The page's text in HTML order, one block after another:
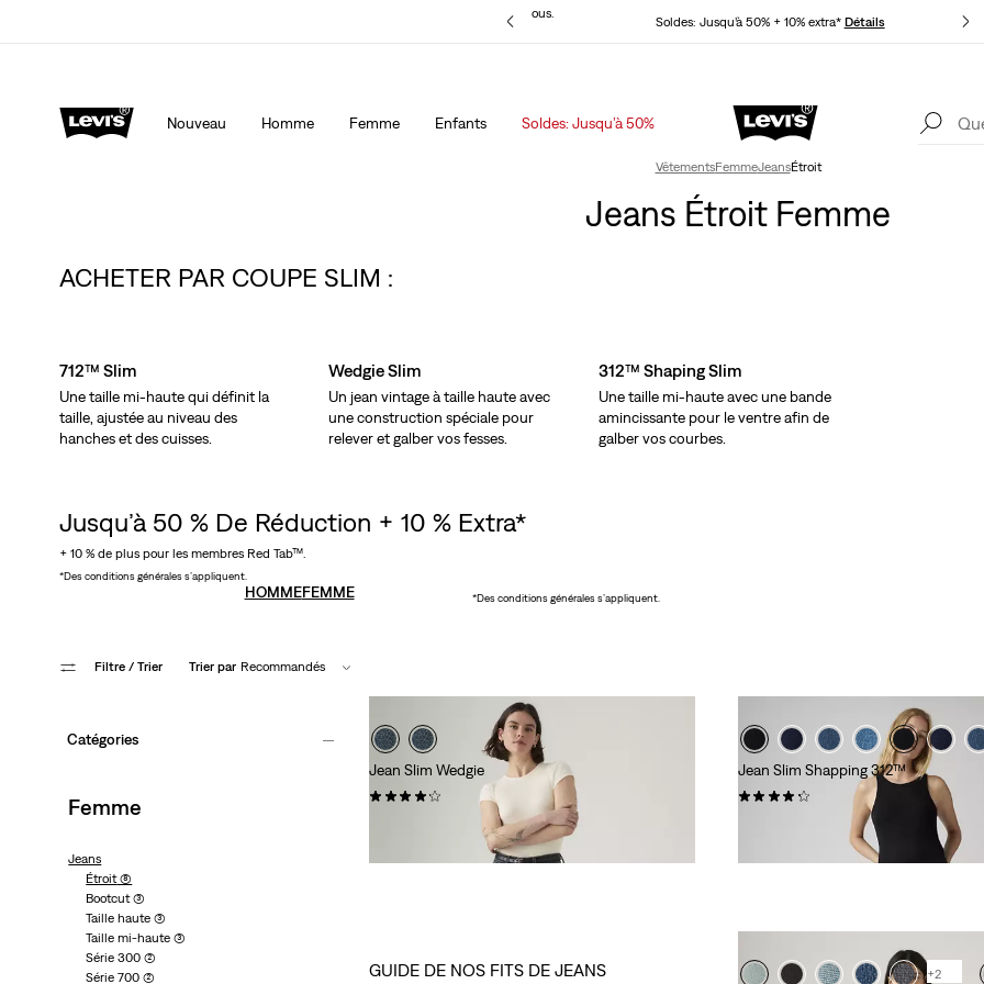
Soldes: Jusqu’à 50% + 10% extra* Détails
Levi's App. Le meilleur de Levi’s®, sur mesure, spécialement pour vous.
Nouveau Homme Femme Enfants Soldes: Jusqu’à 50%
Levi's App. Le meilleur de Levi’s®, sur mesure, spécialement pour vous.
Détails
VêtementsFemmeJeansÉtroit
Jeans Étroit Femme
ACHETER PAR COUPE SLIM :
712™ Slim
Une taille mi-haute qui définit la
taille, ajustée au niveau des
hanches et des cuisses.
Wedgie Slim
Un jean vintage à taille haute avec
une construction spéciale pour
relever et galber vos fesses.
312™ Shaping Slim
Une taille mi-haute avec une bande
amincissante pour le ventre afin de
galber vos courbes.
Jusqu’à 50 % De Réduction + 10 % Extra*
+ 10 % de plus pour les membres Red Tab™.
*Des conditions générales s’appliquent.
HOMMEFEMME *Des conditions générales s’appliquent.
Filtre / Trier Trier par Recommandés
Catégories
Femme
Jeans
Étroit(8)
Bootcut(3)
Taille haute (3)
Taille mi-haute (3)
Série 300 (2)
Série 700 (2)
Jean Slim Wedgie
Jean Slim Shapping 312™
(1480)
+2
GUIDE DE NOS FITS DE JEANS